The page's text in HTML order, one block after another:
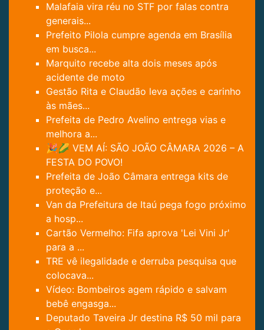
Malafaia vira réu no STF por falas contra
generais...
Prefeito Pilola cumpre agenda em Brasília
em busca...
Marquito recebe alta dois meses após
acidente de moto
Gestão Rita e Claudão leva ações e carinho
às mães...
Prefeita de Pedro Avelino entrega vias e
melhora a...
🎉🌽 VEM AÍ: SÃO JOÃO CÂMARA 2026 – A
FESTA DO POVO!
Prefeita de João Câmara entrega kits de
proteção e...
Van da Prefeitura de Itaú pega fogo próximo
a hosp...
Cartão Vermelho: Fifa aprova 'Lei Vini Jr'
para a ...
TRE vê ilegalidade e derruba pesquisa que
colocava...
Vídeo: Bombeiros agem rápido e salvam
bebê engasga...
Deputado Taveira Jr destina R$ 50 mil para